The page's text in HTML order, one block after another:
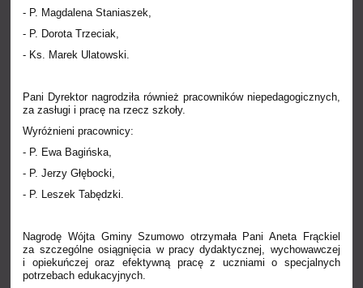
- P. Magdalena Staniaszek,
- P. Dorota Trzeciak,
- Ks. Marek Ulatowski.
Pani Dyrektor nagrodziła również pracowników niepedagogicznych,
za zasługi i pracę na rzecz szkoły.
Wyróżnieni pracownicy:
- P. Ewa Bagińska,
- P. Jerzy Głębocki,
- P. Leszek Tabędzki.
Nagrodę Wójta Gminy Szumowo otrzymała Pani Aneta Frąckiel
za szczególne osiągnięcia w pracy dydaktycznej, wychowawczej
i opiekuńczej oraz efektywną pracę z uczniami o specjalnych
potrzebach edukacyjnych.